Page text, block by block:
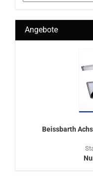
Angebote
Beiss­barth